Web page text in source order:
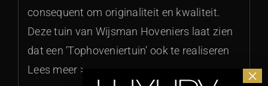
consequent om originaliteit en kwaliteit.
Deze tuin van Wijsman Hoveniers laat zien
dat een ‘Tophoveniertuin’ ook te realiseren
Lees meer >